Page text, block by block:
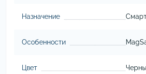
Назначение
Особенности
Цвет